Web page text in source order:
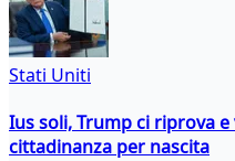
Stati Uniti
Ius soli, Trump ci riprova
cittadinanza per nascita